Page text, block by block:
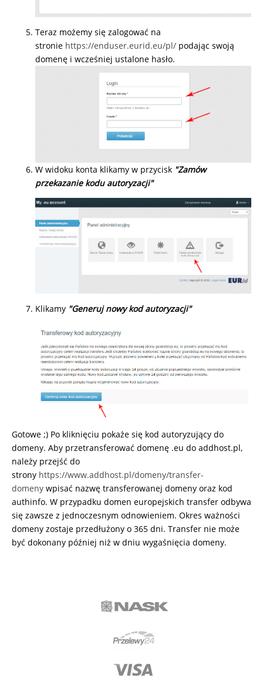
Teraz możemy się zalogować na
stronie https://enduser.eurid.eu/pl/ podając swoją
domenę i wcześniej ustalone hasło.
W widoku konta klikamy w przycisk "Zamów
przekazanie kodu autoryzacji"
Klikamy "Generuj nowy kod autoryzacji"
Gotowe ;) Po kliknięciu pokaże się kod autoryzujący do
domeny. Aby przetransferować domenę .eu do addhost.pl,
należy przejść do
strony https://www.addhost.pl/domeny/transfer-
domeny wpisać nazwę transferowanej domeny oraz kod
authinfo. W przypadku domen europejskich transfer odbywa
się zawsze z jednoczesnym odnowieniem. Okres ważności
domeny zostaje przedłużony o 365 dni. Transfer nie może
być dokonany później niż w dniu wygaśnięcia domeny.